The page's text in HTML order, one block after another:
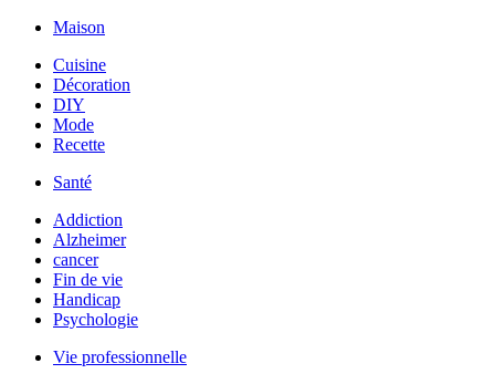
Maison
Cuisine
Décoration
DIY
Mode
Recette
Santé
Addiction
Alzheimer
cancer
Fin de vie
Handicap
Psychologie
Vie professionnelle